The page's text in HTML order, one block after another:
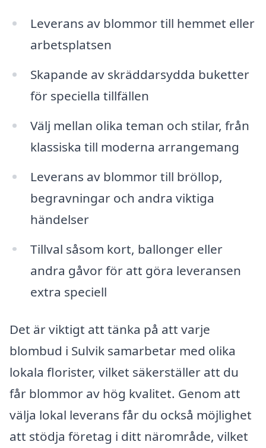
Leverans av blommor till hemmet eller
arbetsplatsen
Skapande av skräddarsydda buketter
för speciella tillfällen
Välj mellan olika teman och stilar, från
klassiska till moderna arrangemang
Leverans av blommor till bröllop,
begravningar och andra viktiga
händelser
Tillval såsom kort, ballonger eller
andra gåvor för att göra leveransen
extra speciell
Det är viktigt att tänka på att varje
blombud i Sulvik samarbetar med olika
lokala florister, vilket säkerställer att du
får blommor av hög kvalitet. Genom att
välja lokal leverans får du också möjlighet
att stödja företag i ditt närområde, vilket